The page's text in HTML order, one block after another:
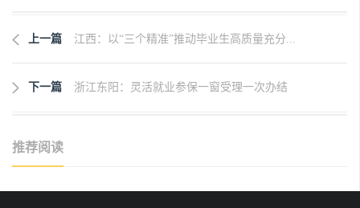
上一篇 江西：以“三个精准”推动毕业生高质量充分...
下一篇 浙江东阳：灵活就业参保一窗受理一次办结
推荐阅读